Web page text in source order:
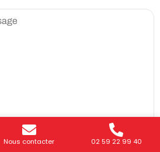
Nous contacter 02 59 22 99 40